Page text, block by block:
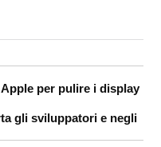
per pulire i display
gli sviluppatori e negli